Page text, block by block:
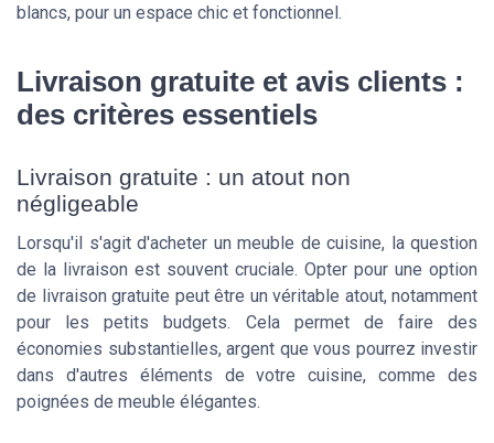
blancs, pour un espace chic et fonctionnel.
Livraison gratuite et avis clients :
des critères essentiels
Livraison gratuite : un atout non
négligeable
Lorsqu'il s'agit d'acheter un meuble de cuisine, la question
de la livraison est souvent cruciale. Opter pour une option
de livraison gratuite peut être un véritable atout, notamment
pour les petits budgets. Cela permet de faire des
économies substantielles, argent que vous pourrez investir
dans d'autres éléments de votre cuisine, comme des
poignées de meuble élégantes.